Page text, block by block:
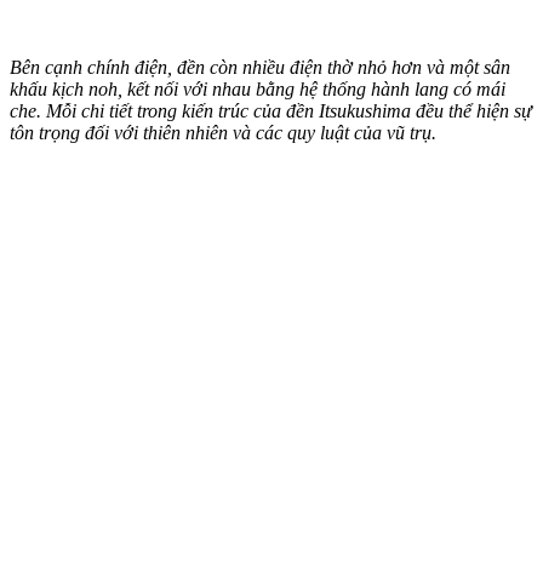
Bên cạnh chính điện, đền còn nhiều điện thờ nhỏ hơn và một sân
khấu kịch noh, kết nối với nhau bằng hệ thống hành lang có mái
che. Mỗi chi tiết trong kiến trúc của đền Itsukushima đều thể hiện sự
tôn trọng đối với thiên nhiên và các quy luật của vũ trụ.